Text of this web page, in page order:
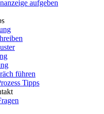
aufgeben
führen
Tipps